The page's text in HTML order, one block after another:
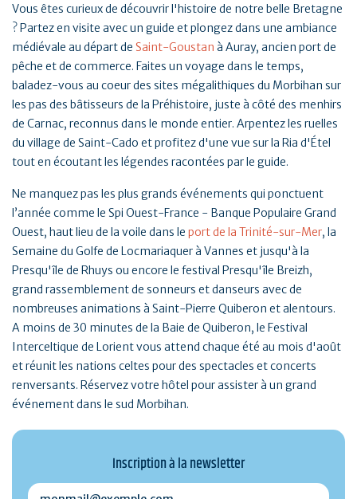
Vous êtes curieux de découvrir l'histoire de notre belle Bretagne
? Partez en visite avec un guide et plongez dans une ambiance
médiévale au départ de Saint-Goustan à Auray, ancien port de
pêche et de commerce. Faites un voyage dans le temps,
baladez-vous au coeur des sites mégalithiques du Morbihan sur
les pas des bâtisseurs de la Préhistoire, juste à côté des menhirs
de Carnac, reconnus dans le monde entier. Arpentez les ruelles
du village de Saint-Cado et profitez d'une vue sur la Ria d'Étel
tout en écoutant les légendes racontées par le guide.
Ne manquez pas les plus grands événements qui ponctuent
l’année comme le Spi Ouest-France - Banque Populaire Grand
Ouest, haut lieu de la voile dans le port de la Trinité-sur-Mer, la
Semaine du Golfe de Locmariaquer à Vannes et jusqu'à la
Presqu'île de Rhuys ou encore le festival Presqu'île Breizh,
grand rassemblement de sonneurs et danseurs avec de
nombreuses animations à Saint-Pierre Quiberon et alentours.
A moins de 30 minutes de la Baie de Quiberon, le Festival
Interceltique de Lorient vous attend chaque été au mois d'août
et réunit les nations celtes pour des spectacles et concerts
renversants. Réservez votre hôtel pour assister à un grand
événement dans le sud Morbihan.
Inscription à la newsletter
monmail@exemple.com